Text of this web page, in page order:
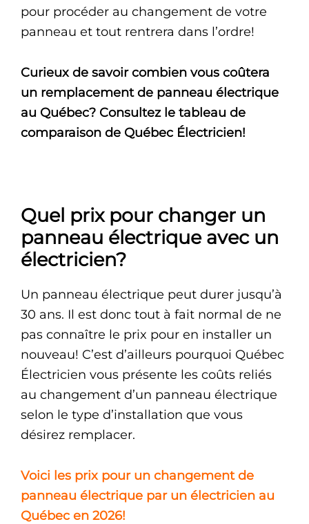
pour procéder au changement de votre
panneau et tout rentrera dans l’ordre!
Curieux de savoir combien vous coûtera
un remplacement de panneau électrique
au Québec? Consultez le tableau de
comparaison de Québec Électricien!
Quel prix pour changer un
panneau électrique avec un
électricien?
Un panneau électrique peut durer jusqu’à
30 ans. Il est donc tout à fait normal de ne
pas connaître le prix pour en installer un
nouveau! C’est d’ailleurs pourquoi Québec
Électricien vous présente les coûts reliés
au changement d’un panneau électrique
selon le type d’installation que vous
désirez remplacer.
Voici les prix pour un changement de
panneau électrique par un électricien au
Québec en 2026!